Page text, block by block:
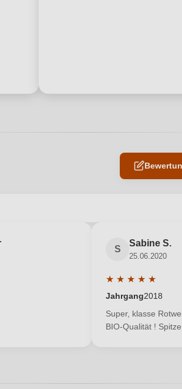
Ich habe mein
von 5 von 5 Sternen
S
Sabine S.
25.06.2020
★ ★ ★ ★ ★
Durchschnittliche
Jahrgang2018
Super, klasse
BIO-Qualität !